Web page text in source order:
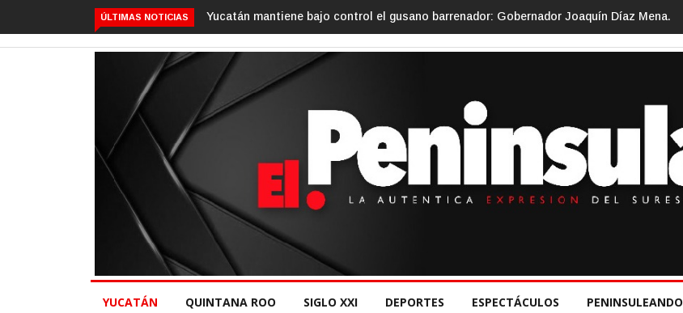
ÚLTIMAS NOTICIAS Yucatán mantiene bajo control el gusano barrenador: Gobernador Joaquín Díaz Mena.
YUCATÁN QUINTANA ROO SIGLO XXI DEPORTES ESPECTÁCULOS PENINSULEANDO